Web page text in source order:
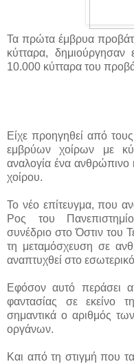
Τα πρώτα έμβρυα
κύτταρα,
10.000 κύτταρα του
Είχε προηγηθεί από
εμβρύων χοίρων με
αναλογία ένα ανθρώπινο
χοίρου.
Το νέο επίτευγμα, που
Ρος του
συνέδριο στο Όστιν του
τη μεταμόσχευση σε
αναπτυχθεί στο
Εφόσον αυτό περάσει
φαντασίας σε εκείνο
σημαντικά ο αριθμός
οργάνων.
Και από τη στιγμή που